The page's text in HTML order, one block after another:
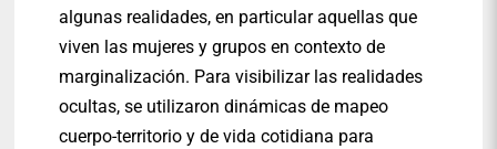
algunas realidades, en particular aquellas que
viven las mujeres y grupos en contexto de
marginalización. Para visibilizar las realidades
ocultas, se utilizaron dinámicas de mapeo
cuerpo-territorio y de vida cotidiana para